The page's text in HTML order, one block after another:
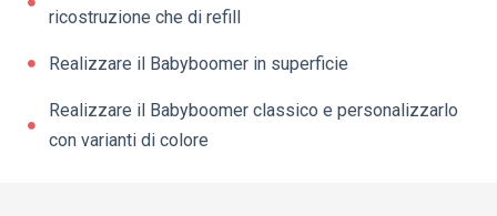
ricostruzione che di refill
Realizzare il Babyboomer in superficie
Realizzare il Babyboomer classico e personalizzarlo
con varianti di colore